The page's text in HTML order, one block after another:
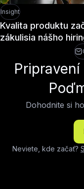
Insight
Kvalita produktu
zákulisia nášho
Dohodnite si
Neviete, kde začať?